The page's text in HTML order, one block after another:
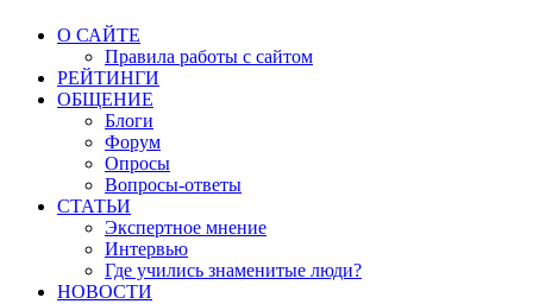
О САЙТЕ
Правила работы с сайтом
РЕЙТИНГИ
ОБЩЕНИЕ
Блоги
Форум
Опросы
Вопросы-ответы
СТАТЬИ
Экспертное мнение
Интервью
Где учились знаменитые люди?
НОВОСТИ